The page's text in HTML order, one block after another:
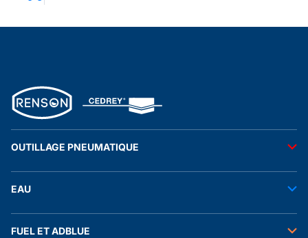
OUTILLAGE PNEUMATIQUE
Accessoires pneumatiques
EAU
Tuyaux
FUEL ET ADBLUE